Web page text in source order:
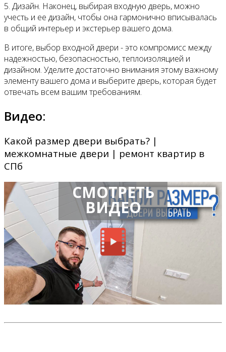
5. Дизайн. Наконец, выбирая входную дверь, можно
учесть и ее дизайн, чтобы она гармонично вписывалась
в общий интерьер и экстерьер вашего дома.
В итоге, выбор входной двери - это компромисс между
надежностью, безопасностью, теплоизоляцией и
дизайном. Уделите достаточно внимания этому важному
элементу вашего дома и выберите дверь, которая будет
отвечать всем вашим требованиям.
Видео:
Какой размер двери выбрать? |
межкомнатные двери | ремонт квартир в
СПб
СМОТРЕТЬ
ВИДЕО